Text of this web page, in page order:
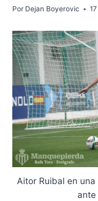
Por Dejan Boyerovic
Aitor Ruibal en
ante